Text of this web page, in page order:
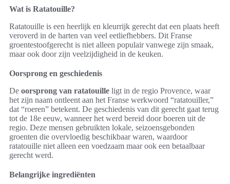
Wat is Ratatouille?
Ratatouille is een heerlijk en kleurrijk gerecht dat een plaats heeft
veroverd in de harten van veel eetliefhebbers. Dit Franse
groentestoofgerecht is niet alleen populair vanwege zijn smaak,
maar ook door zijn veelzijdigheid in de keuken.
Oorsprong en geschiedenis
De oorsprong van ratatouille ligt in de regio Provence, waar
het zijn naam ontleent aan het Franse werkwoord “ratatouiller,”
dat “roeren” betekent. De geschiedenis van dit gerecht gaat terug
tot de 18e eeuw, wanneer het werd bereid door boeren uit de
regio. Deze mensen gebruikten lokale, seizoensgebonden
groenten die overvloedig beschikbaar waren, waardoor
ratatouille niet alleen een voedzaam maar ook een betaalbaar
gerecht werd.
Belangrijke ingrediënten